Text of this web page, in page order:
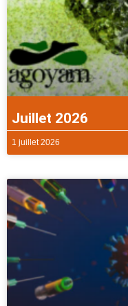
Juillet 2026
1 juillet 2026